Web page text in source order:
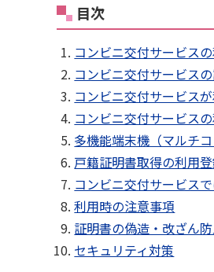
目次
コンビニ交付サービス
コンビニ交付サービス
コンビニ交付サービス
コンビニ交付サービス
多機能端末機（マルチ
戸籍証明書取得の利用
コンビニ交付サービス
利用時の注意事項
証明書の偽造・改ざん
セキュリティ対策